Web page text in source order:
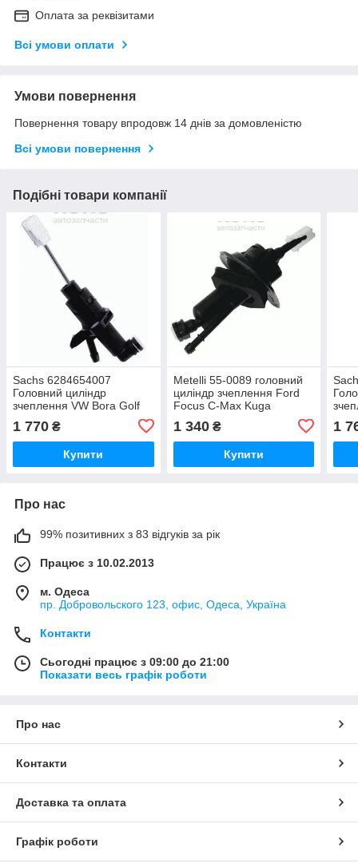
Оплата за реквізитами
Всі умови оплати
Умови повернення
Повернення товару впродовж 14 днів за домовленістю
Всі умови повернення
Подібні товари компанії
Sachs 6284654007
Головний циліндр
зчеплення VW Bora Golf
1 770 ₴
Купити
Metelli 55-0089 головний
циліндр зчеплення Ford
Focus C-Max Kuga
1 340₴
Купити
1
Про нас
99% позитивних з 83 відгуків за рік
Працює з 10.02.2013
м. Одеса
пр. Добровольского 123, офис, Одеса, Україна
Контакти
Сьогодні працює з 09:00 до 21:00
Показати весь графік роботи
Про нас
Контакти
Доставка та оплата
Графік роботи